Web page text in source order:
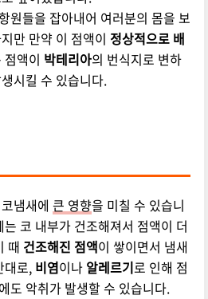
원들을 잡아내어 여러분의 몸을 보
만 만약 이 점액이 정상적으로 배
액이 박테리아의 번식지로 변하
시킬 수 있습니다.
냄새에 큰 영향을 미칠 수 있습니
는 코 내부가 건조해져서 점액이 더
때 건조해진 점액이 쌓이면서 냄새
대로, 비염이나 알레르기로 인해 점
도 악취가 발생할 수 있습니다.